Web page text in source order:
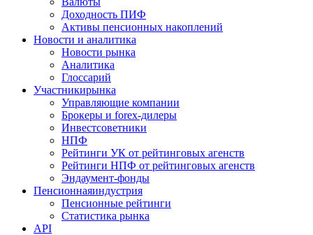
Доходность ПИФ
Активы пенсионных накоплений
Новости и аналитика
Новости рынка
Аналитика
Глоссарий
Участникирынка
Управляющие компании
Брокеры и forex-дилеры
Инвестсоветники
НПФ
Рейтинги УК от рейтинговых агенств
Рейтинги НПФ от рейтинговых агенств
Эндаумент-фонды
Пенсионнаяиндустрия
Пенсионные рейтинги
Статистика рынка
API